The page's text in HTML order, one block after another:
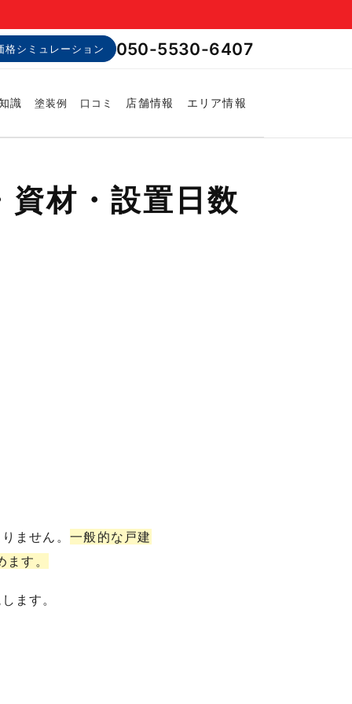
格シミュレーション 050-5530-6407
識 塗装例 口コミ 店舗情報 エリア情報
材・設置日数
ません。一般的な戸建
す。
ます。